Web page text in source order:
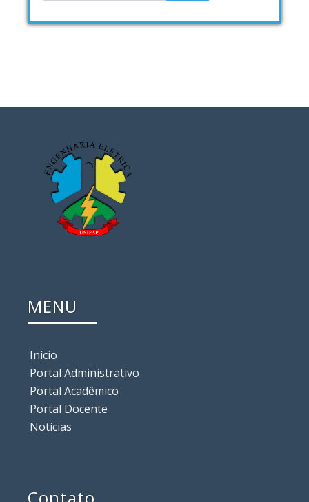
MENU
Início
Portal Administrativo
Portal Acadêmico
Portal Docente
Notícias
Contato